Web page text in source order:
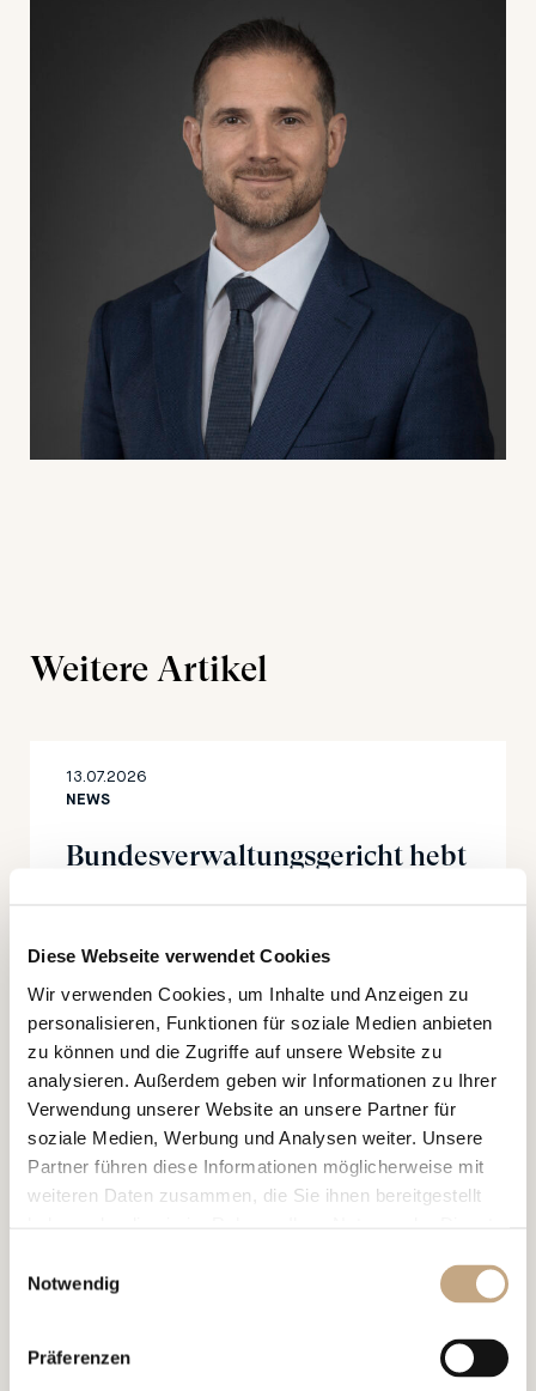
Diese Webseite verwendet Cookies
Wir verwenden Cookies, um Inhalte und Anzeigen zu
personalisieren, Funktionen für soziale Medien anbieten
zu können und die Zugriffe auf unsere Website zu
analysieren. Außerdem geben wir Informationen zu Ihrer
Verwendung unserer Website an unsere Partner für
soziale Medien, Werbung und Analysen weiter. Unsere
Partner führen diese Informationen möglicherweise mit
weiteren Daten zusammen, die Sie ihnen bereitgestellt
Notwendig
Präferenzen
Weitere Artikel
13.07.2026
NEWS
Bundesverwaltungsgericht hebt
weitgehend auf
01.07.2026
Reform des EU-Designrechts –
Bedeutung für Schweizer